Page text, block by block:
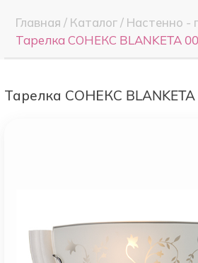
Главная / Каталог/ Настенно -
Тарелка СОНЕКС BLANKETA
Тарелка СОНЕКС BLANKETA